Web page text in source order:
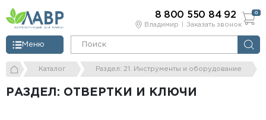
Владимир Заказать звонок
Меню
8 800 550 84 92 0
Каталог Раздел: 21. Инструменты и оборудование
РАЗДЕЛ: ОТВЕРТКИ И КЛЮЧИ